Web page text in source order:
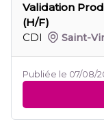
Validation
(H/F)
CDI
Saint-
Publiée le 07/08/